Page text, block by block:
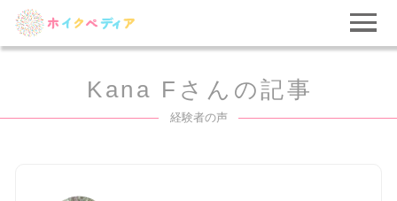
Kana Fさんの記事
経験者の声